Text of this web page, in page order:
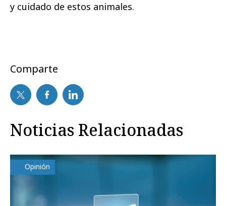
y cuidado de estos animales.
Comparte
Noticias Relacionadas
Opinión